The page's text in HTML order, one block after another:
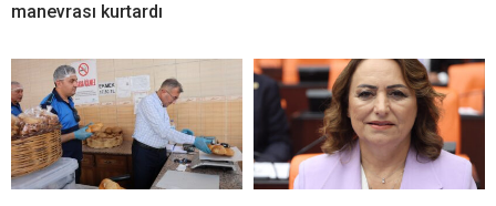
manevrası kurtardı